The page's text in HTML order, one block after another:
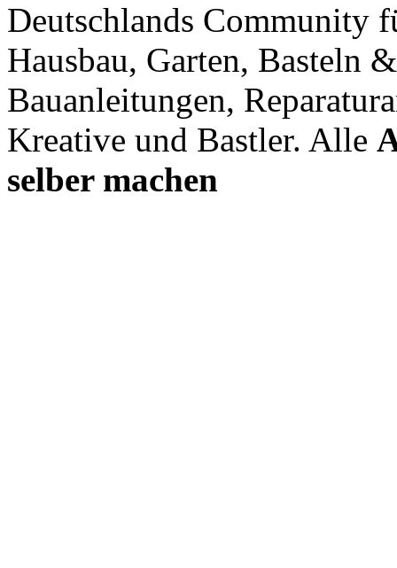
Deutschlands Community
Hausbau, Garten, Basteln
Bauanleitungen,
Kreative und Bastler. Alle
selber machen